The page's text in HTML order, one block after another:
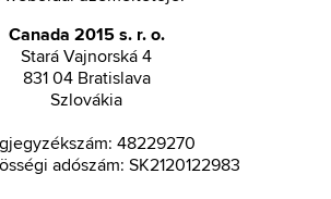
Canada 2015 s. r. o.
Stará Vajnorská 4
831 04 Bratislava
Szlovákia
48229270
adószám: SK2120122983